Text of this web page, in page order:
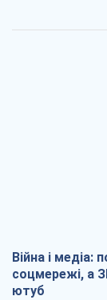
Війна і медіа:
соцмережі, а
ютуб